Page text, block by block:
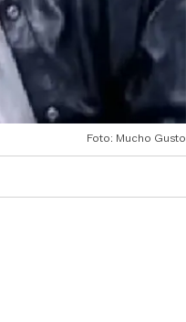
Foto: Mucho Gusto